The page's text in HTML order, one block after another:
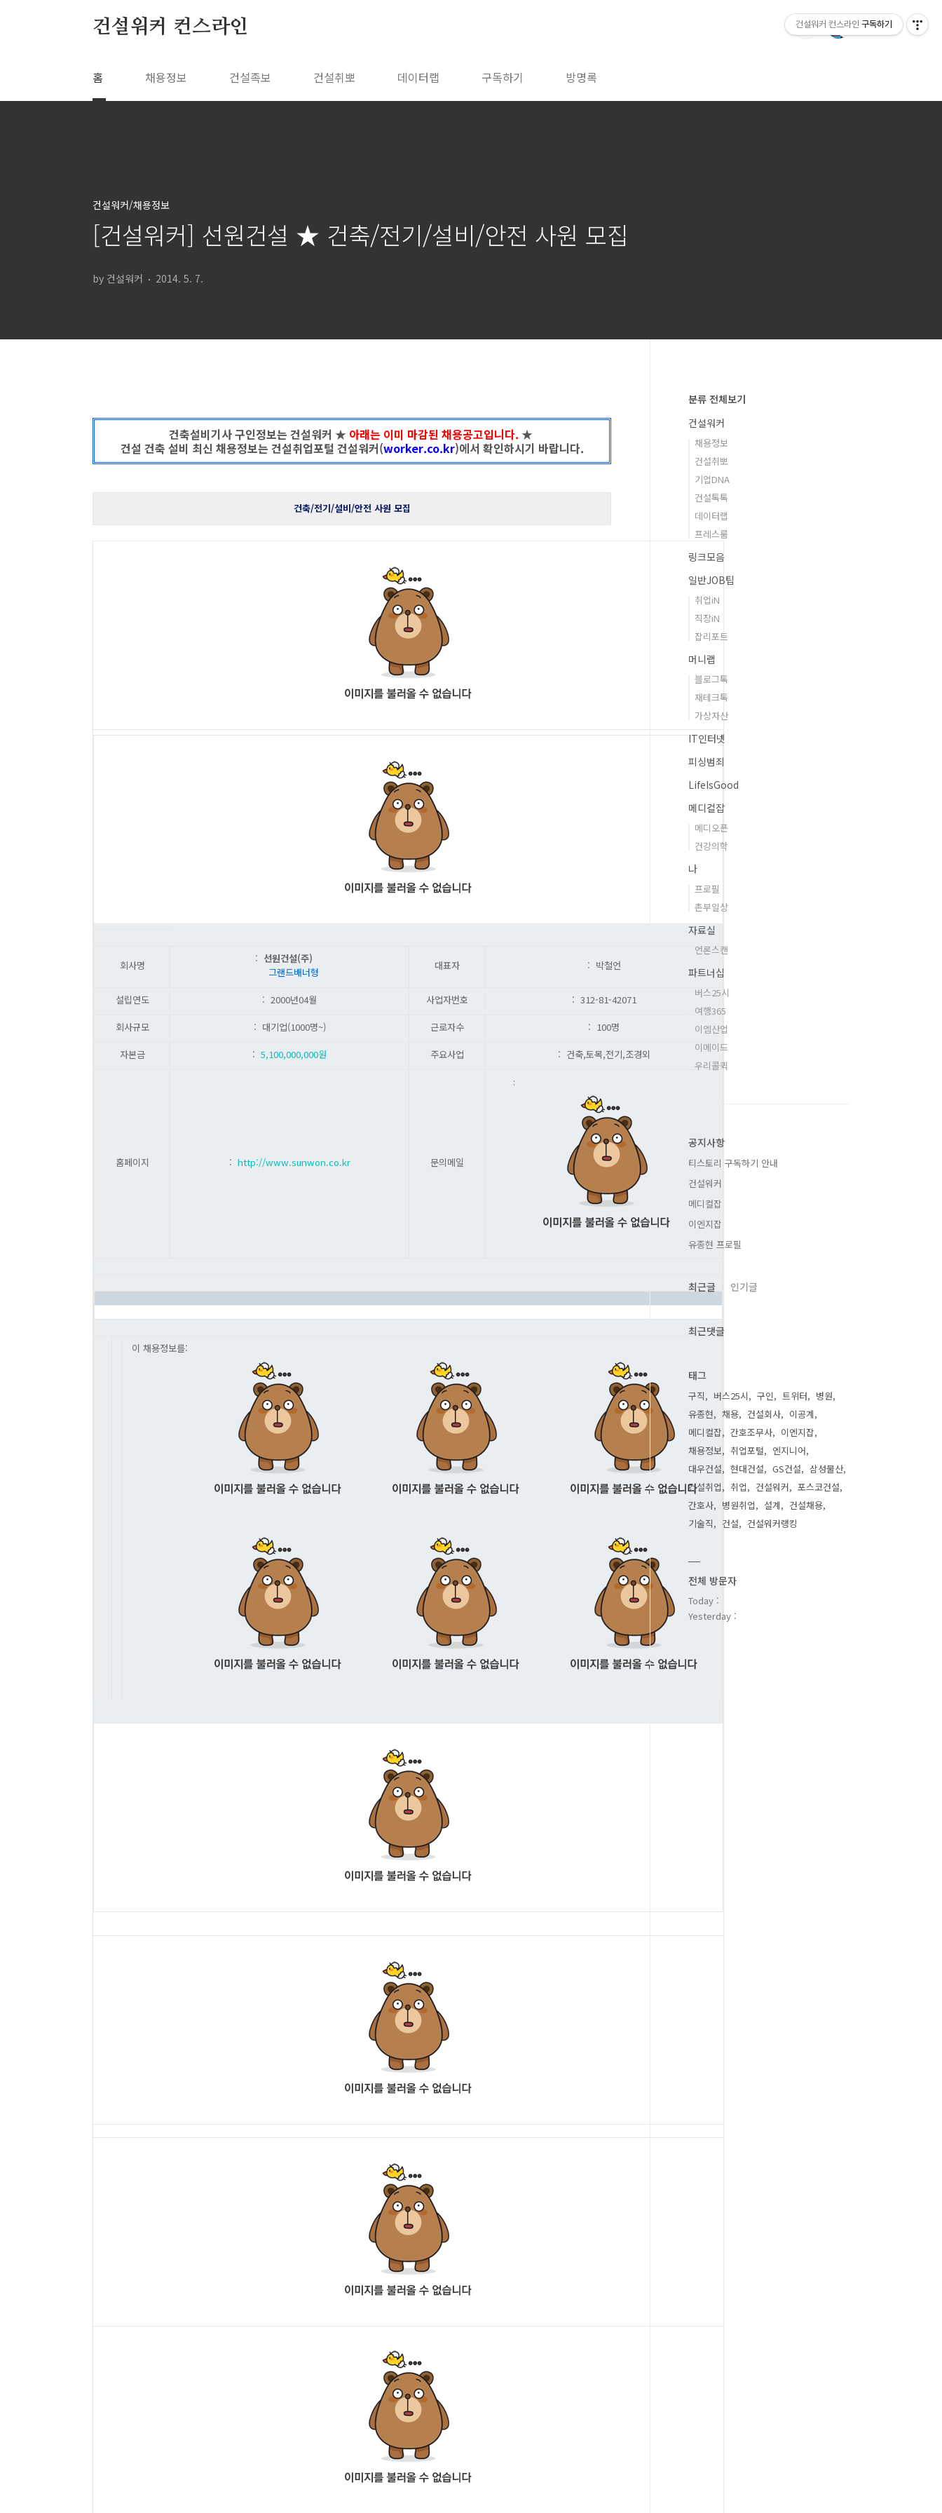
건설워커 컨스라인
홈 채용정보 건설족보 건설취뽀 데이터랩 구독하기 방명록
건설워커/채용정보
[건설워커] 선원건설 ★ 건축/전기/설비/안전 사원 모집
by 건설워커 2014. 5. 7.
건축설비기사 구인정보는 건설워커 ★ 아래는 이미 마감된 채용공고입니다. ★
건설 건축 설비 최신 채용정보는 건설취업포털 건설워커(worker.co.kr)에서 확인하시기 바랍니다.
건축/전기/설비/안전 사원 모집
회사명
: 선원건설(주)
그랜드배너형
대표자 : 박철언
설립연도 : 2000년04월 사업자번호 : 312-81-42071
회사규모 : 대기업(1000명~) 근로자수 : 100명
자본금 : 5,100,000,000원 주요사업 : 건축,토목,전기,조경외
홈페이지 : http://www.sunwon.co.kr 문의메일
:
이 채용정보를:
분류 전체보기
건설워커
채용정보
건설취뽀
기업DNA
건설톡톡
데이터랩
프레스룸
링크모음
일반JOB팁
취업iN
직장iN
잡리포트
머니랩
블로그톡
재테크톡
가상자산
IT인터넷
피싱범죄
LifeIsGood
메디컬잡
메디오픈
건강의학
나
프로필
촌부일상
자료실
언론스캔
파트너십
버스25시
여행365
이엠산업
이메이드
우리콜퀵
공지사항
티스토리 구독하기 안내
건설워커
메디컬잡
이엔지잡
유종현 프로필
최근글 인기글
최근댓글
태그
구직 버스25시 구인 트위터
병원
유종현
채용 건설회사
이공계
메디컬잡
간호조무사
이엔지잡
채용정보
취업포털
엔지니어
대우건설
현대건설 GS건설
삼성물산
건설취업
취업 건설워커
포스코건설
간호사
병원취업 설계
건설채용
기술직
건설 건설워커랭킹
전체 방문자
Today :
Yesterday :
건설워커 컨스라인 구독하기